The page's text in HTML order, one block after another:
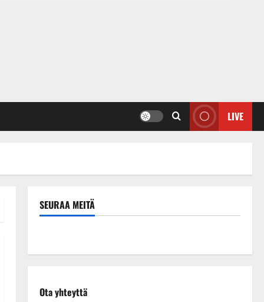
LIVE
SEURAA MEITÄ
Ota yhteyttä